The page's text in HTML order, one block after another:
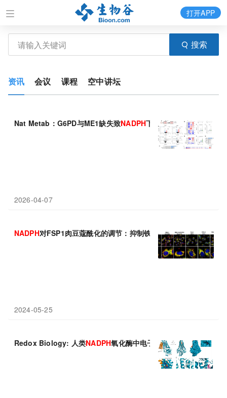
搜索
打开APP
资讯 会议 课程 空中讲坛
Nat Metab：G6PD与ME1缺失致NADPH下降、活性氧升高——胰
2026-04-07
NADPH对FSP1肉豆蔻酰化的调节：抑制铁死亡的新机制
2024-05-25
Redox Biology: 人类NADPH氧化酶中电子转移机制所需的一个